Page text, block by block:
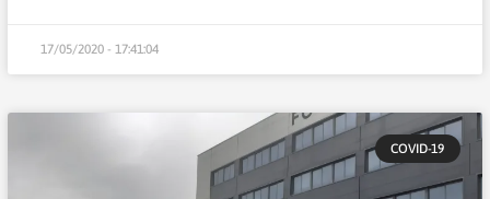
17/05/2020 - 17:41:04
COVID-19